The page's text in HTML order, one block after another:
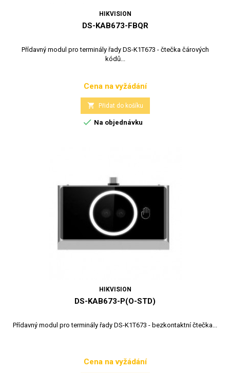
HIKVISION
DS-KAB673-FBQR
Přídavný modul pro terminály řady DS-K1T673 - čtečka čárových
kódů...
Cena
Cena na vyžádání
 Přidat do košíku
 Na objednávku
HIKVISION
DS-KAB673-P(O-STD)
Přídavný modul pro terminály řady DS-K1T673 - bezkontaktní čtečka...
Cena
Cena na vyžádání